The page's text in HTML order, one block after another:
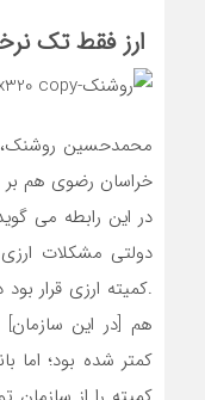
ارز فقط تک
محمدحسین روشنک،
خراسان رضوی هم بر
در این رابطه می
دولتی مشکلات
.کمیته ارزی قرار
هم [در این
کمتر شده بود؛ اما